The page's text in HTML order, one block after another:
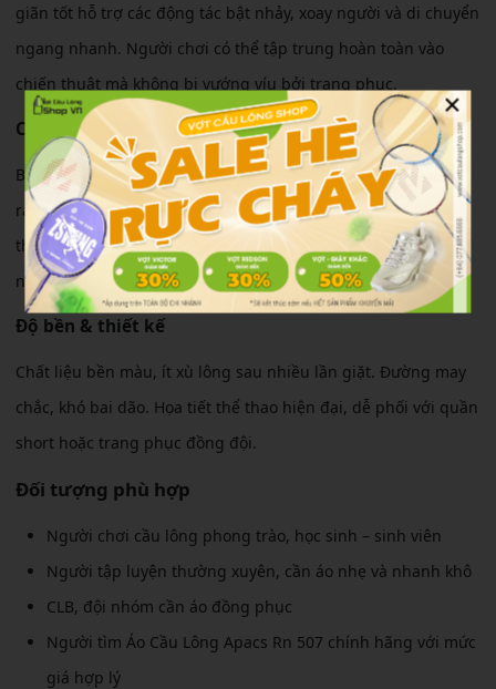
giãn tốt hỗ trợ các động tác bật nhảy, xoay người và di chuyển
ngang nhanh. Người chơi có thể tập trung hoàn toàn vào
chiến thuật mà không bị vướng víu bởi trang phục.
Cảm giác sử dụng
Bề mặt vải mềm, thông thoáng, hạn chế bám dính khi cơ thể
ra mồ hôi. Áo khô nhanh, giữ cơ thể luôn mát mẻ ngay cả khi
thi đấu nhiều set liên tiếp. Form mặc thoải mái, phù hợp
nhiều vóc dáng.
Độ bền & thiết kế
Chất liệu bền màu, ít xù lông sau nhiều lần giặt. Đường may
chắc, khó bai dão. Họa tiết thể thao hiện đại, dễ phối với quần
short hoặc trang phục đồng đội.
Đối tượng phù hợp
Người chơi cầu lông phong trào, học sinh – sinh viên
Người tập luyện thường xuyên, cần áo nhẹ và nhanh khô
CLB, đội nhóm cần áo đồng phục
Người tìm Áo Cầu Lông Apacs Rn 507 chính hãng với mức
giá hợp lý
×